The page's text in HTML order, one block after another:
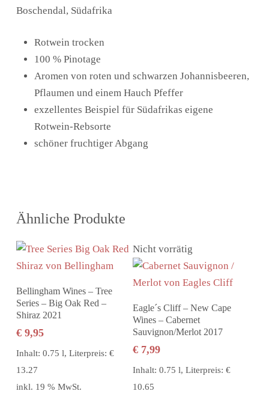
Boschendal, Südafrika
Rotwein trocken
100 % Pinotage
Aromen von roten und schwarzen Johannisbeeren,
Pflaumen und einem Hauch Pfeffer
exzellentes Beispiel für Südafrikas eigene
Rotwein-Rebsorte
schöner fruchtiger Abgang
Ähnliche Produkte
In den Warenkorb
Bellingham Wines – Tree
Series – Big Oak Red –
Shiraz 2021
€9,95
Inhalt: 0.75 l, Literpreis: €
13.27
inkl. 19 % MwSt.
Nicht vorrätig
Weiterlesen
Eagle´s Cliff – New Cape
Wines – Cabernet
Sauvignon/Merlot 2017
€ 7,99
Inhalt: 0.75 l, Literpreis: €
10.65